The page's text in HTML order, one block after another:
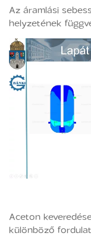
Az áramlási
helyzetének
Aceton
különböző